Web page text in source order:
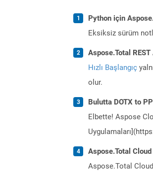
Python için
Eksiksiz sürüm
Aspose.Total
Hızlı Başlangıç
olur.
Bulutta DOTX to
Elbette! Aspose
Aspose.Total
Aspose.Total